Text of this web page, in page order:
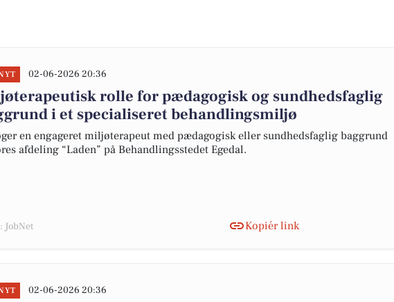
02-06-2026 20:36
rolle for pædagogisk og sundhedsfaglig
i et specialiseret behandlingsmiljø
en engageret miljøterapeut med pædagogisk eller sundhedsfaglig baggrund
afdeling “Laden” på Behandlingsstedet Egedal.
JobNet Kopiér link
02-06-2026 20:36